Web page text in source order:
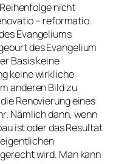
nicht
– reformatio.
Evangeliums
des Evangelium
Basis keine
keine wirkliche
anderen Bild zu
Renovierung eines
Nämlich dann, wenn
ist oder das Resultat
wird. Man kann